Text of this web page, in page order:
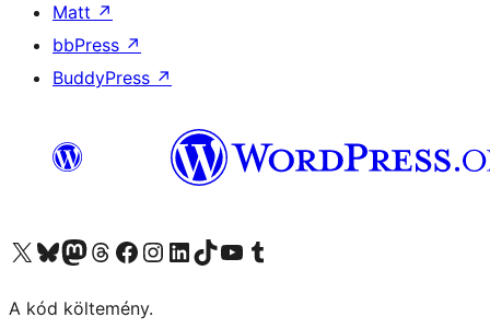
Matt ↗
bbPress ↗
BuddyPress ↗
Visit our X (formerly Twitter) account
Visit our Bluesky account
Twitter csatornánk
Visit our Threads account
Facebook oldalunk megtekintése
Visit our Instagram account
Visit our LinkedIn account
Visit our TikTok account
Visit our YouTube channel
Visit our Tumblr account
A kód költemény.